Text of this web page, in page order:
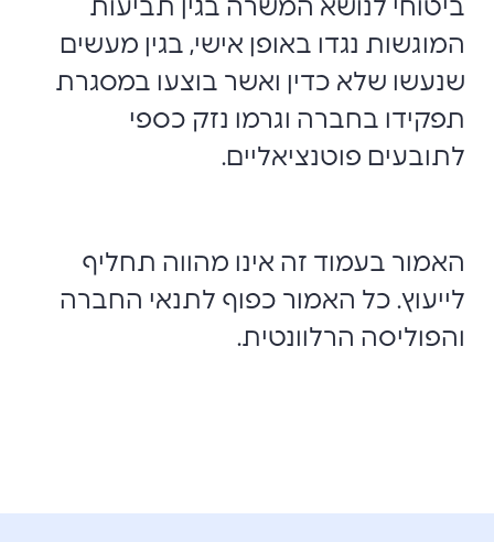
ביטוחי לנושא המשרה בגין תביעות
המוגשות נגדו באופן אישי, בגין מעשים
שנעשו שלא כדין ואשר בוצעו במסגרת
תפקידו בחברה וגרמו נזק כספי
לתובעים פוטנציאליים.
האמור בעמוד זה אינו מהווה תחליף
לייעוץ. כל האמור כפוף לתנאי החברה
והפוליסה הרלוונטית.